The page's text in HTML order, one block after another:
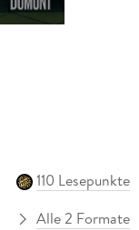
110 Lesepunkte
Alle 2 Formate